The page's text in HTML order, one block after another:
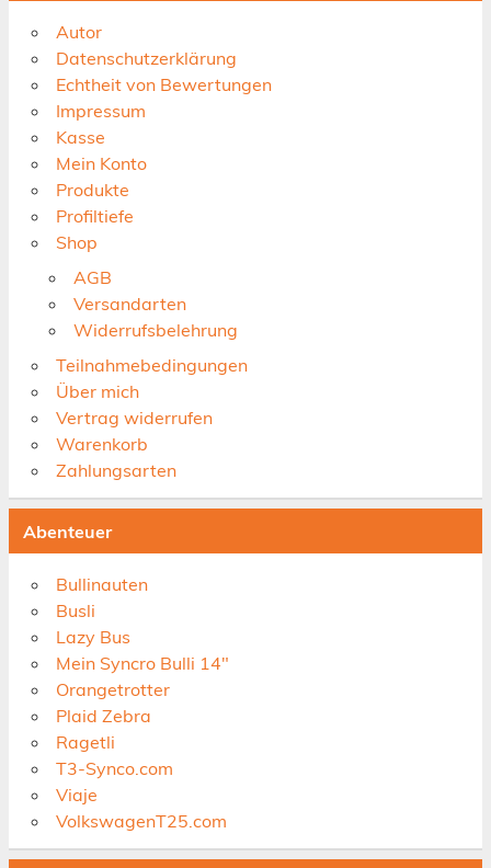
Autor
Datenschutzerklärung
Echtheit von Bewertungen
Impressum
Kasse
Mein Konto
Produkte
Profiltiefe
Shop
AGB
Versandarten
Widerrufsbelehrung
Teilnahmebedingungen
Über mich
Vertrag widerrufen
Warenkorb
Zahlungsarten
Abenteuer
Bullinauten
Busli
Lazy Bus
Mein Syncro Bulli 14"
Orangetrotter
Plaid Zebra
Ragetli
T3-Synco.com
Viaje
VolkswagenT25.com